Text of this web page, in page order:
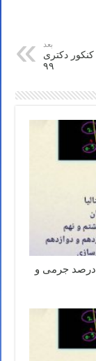
بعد
کنکور دکتری
۹۹
۱۴۰۴ تیرماه – درصد جرمی و